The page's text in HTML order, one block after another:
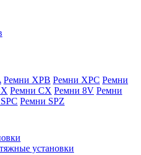
Ремни XPB Ремни XPC Ремни
Ремни CX Ремни 8V Ремни
Ремни SPZ
установки